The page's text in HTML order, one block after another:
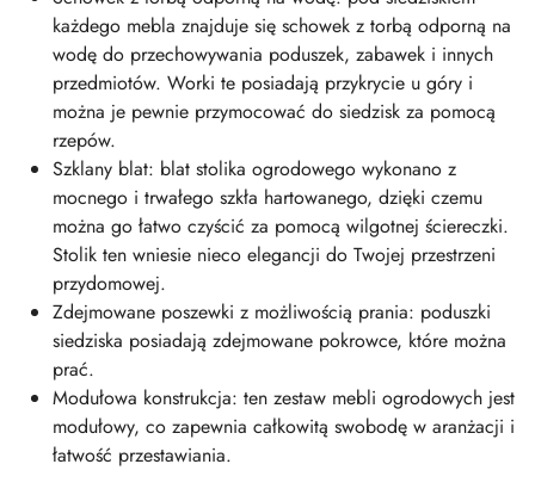
każdego mebla znajduje się schowek z torbą odporną na
wodę do przechowywania poduszek, zabawek i innych
przedmiotów. Worki te posiadają przykrycie u góry i
można je pewnie przymocować do siedzisk za pomocą
rzepów.
Szklany blat: blat stolika ogrodowego wykonano z
mocnego i trwałego szkła hartowanego, dzięki czemu
można go łatwo czyścić za pomocą wilgotnej ściereczki.
Stolik ten wniesie nieco elegancji do Twojej przestrzeni
przydomowej.
Zdejmowane poszewki z możliwością prania: poduszki
siedziska posiadają zdejmowane pokrowce, które można
prać.
Modułowa konstrukcja: ten zestaw mebli ogrodowych jest
modułowy, co zapewnia całkowitą swobodę w aranżacji i
łatwość przestawiania.